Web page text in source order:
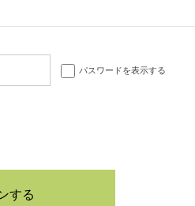
パスワードを表示する